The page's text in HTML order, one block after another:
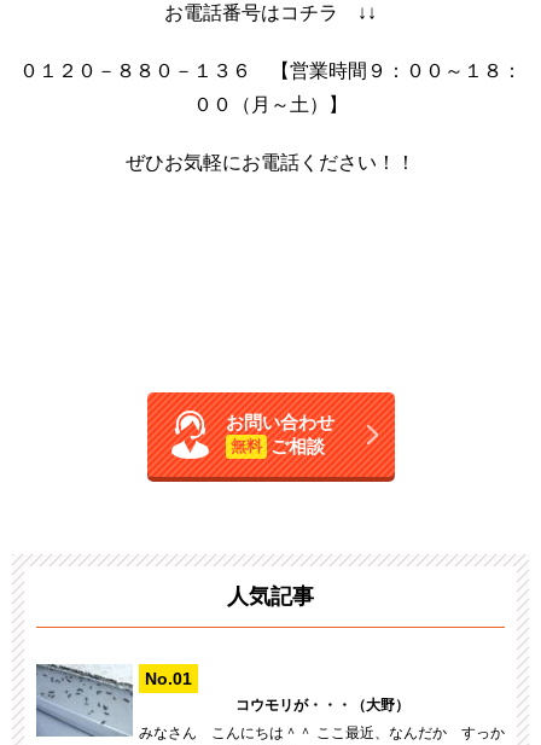
お電話番号はコチラ ↓↓
０１２０－８８０－１３６ 【営業時間９：００～１８：
００（月～土）】
ぜひお気軽にお電話ください！！
お問い合わせ
無料 ご相談
人気記事
コウモリが・・・（大野）
みなさん こんにちは＾＾ ここ最近、なんだか すっか